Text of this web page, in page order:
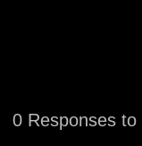
0 Responses to